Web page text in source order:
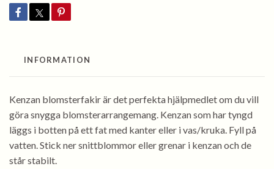
INFORMATION
Kenzan blomsterfakir är det perfekta hjälpmedlet om du vill
göra snygga blomsterarrangemang. Kenzan som har tyngd
läggs i botten på ett fat med kanter eller i vas/kruka. Fyll på
vatten. Stick ner snittblommor eller grenar i kenzan och de
står stabilt.